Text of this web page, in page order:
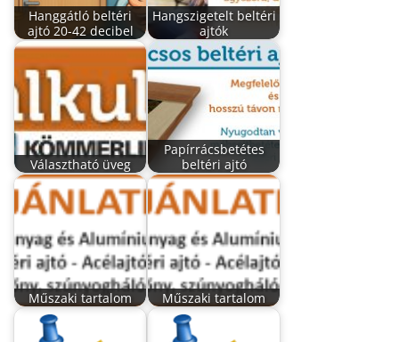
Hanggátló beltéri
ajtó 20-42 decibel
Hangszigetelt beltéri
ajtók
Választható üveg
Papírrácsbetétes
beltéri ajtó
Műszaki tartalom Műszaki tartalom